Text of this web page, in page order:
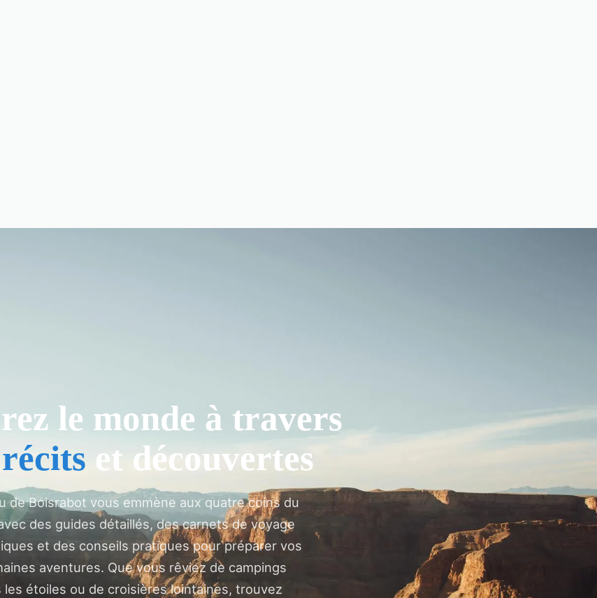
le monde à travers
récits et découvertes
de Boisrabot vous emmène aux quatre coins du
des guides détaillés, des carnets de voyage
et des conseils pratiques pour préparer vos
aventures. Que vous rêviez de campings
les étoiles ou de croisières lointaines, trouvez